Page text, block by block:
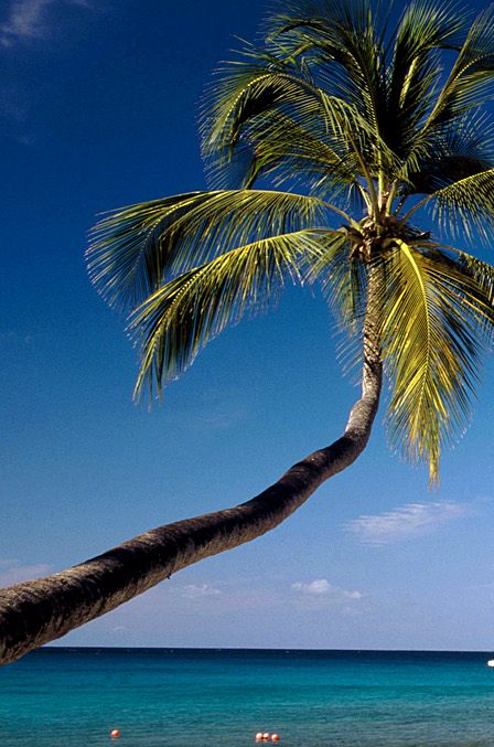
Elérhetőségek
Dr. Göllner
2081 Piliscsaba,
e-mail:
telefonszám:
Dr. Göllner
2081 Piliscsaba,
e-mail:
telefonszám:
adószám: